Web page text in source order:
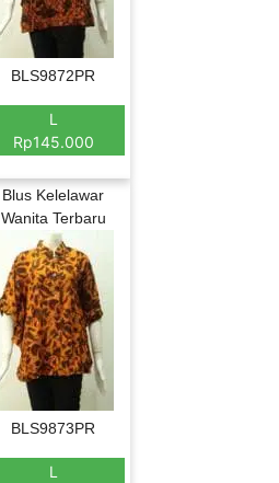
BLS9872PR
L
Rp145.000
Blus Kelelawar
Wanita Terbaru
BLS9873PR
L